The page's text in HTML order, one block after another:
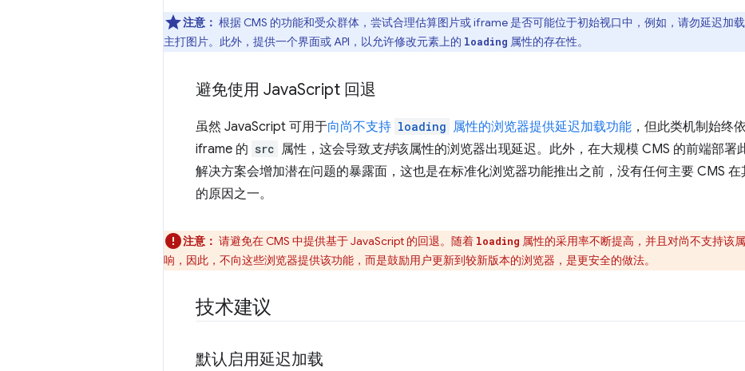
注意： 根据 CMS 的功能和受众群体，尝试合理估算图片或 iframe 是否可能位于初始视口中，例如，请勿延迟加
主打图片。此外，提供一个界面或 API，以允许修改元素上的 loading 属性的存在性。
避免使用 JavaScript 回退
虽然 JavaScript 可用于向尚不支持 loading 属性的浏览器提供延迟加载功能 ，但此类机制始终
iframe 的 src 属性，这会导致支持该属性的浏览器出现延迟。此外，在大规模 CMS 的前端部署
解决方案会增加潜在问题的暴露面，这也是在标准化浏览器功能推出之前，没有任何主要 CMS
的原因之一。
注意： 请避免在 CMS 中提供基于 JavaScript 的回退。随着 loading 属性的采用率不断提高，并且对尚不支持该
响，因此，不向这些浏览器提供该功能，而是鼓励用户更新到较新版本的浏览器，是更安全的做法。
技术建议
默认启用延迟加载